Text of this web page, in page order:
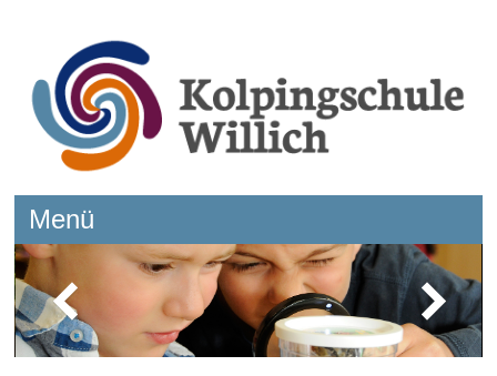
Kolpingschule Willich
Menü
Springe zum Inhalt